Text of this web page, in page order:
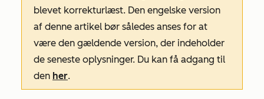
blevet korrekturlæst. Den engelske version
af denne artikel bør således anses for at
være den gældende version, der indeholder
de seneste oplysninger. Du kan få adgang til
den her.